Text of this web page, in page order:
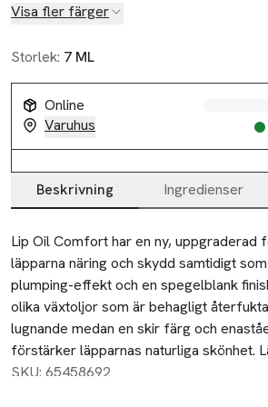
Visa fler färger
Storlek: 7 ML
Online
Varuhus
Beskrivning Ingredienser
Beskrivning
Lip Oil Comfort har en ny, uppgraderad
läpparna näring och skydd samtidigt
plumping-effekt och en spegelblank
olika växtoljor som är behagligt
lugnande medan en skir färg och
förstärker läpparnas naturliga skönhet.
känns inte klibbig, utan glider lätt över
SKU: 65458692